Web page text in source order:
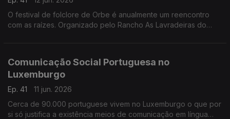
O festival de folclore de Orbe é anualmente um reencontro
com as raízes. Organizado pelo Rancho As Lavradeiras do
Comunicação Social Portuguesa no
Luxemburgo
Ep. 41
11 jun. 2026
Cerca de 90.000 portuguese vivem no Luxemburgo o que por
si só justifica a existência meios de comunicação em língua